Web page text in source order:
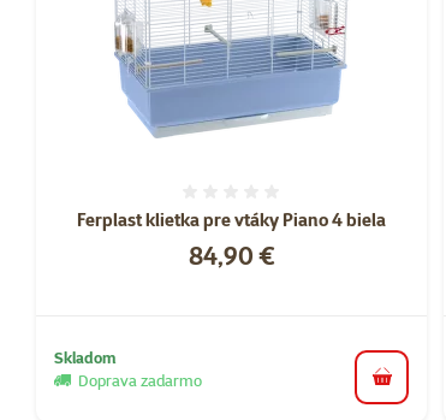
Ferplast klietka pre vtáky Piano 4 biela
Cena
84,90 €
Skladom
Doprava zadarmo
do košíka